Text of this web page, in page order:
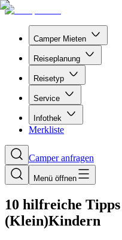
Camper Mieten
Reiseplanung
Reisetyp
Service
Infothek
Merkliste
Camper anfragen
Menü öffnen
10 hilfreiche
(Klein)Kindern